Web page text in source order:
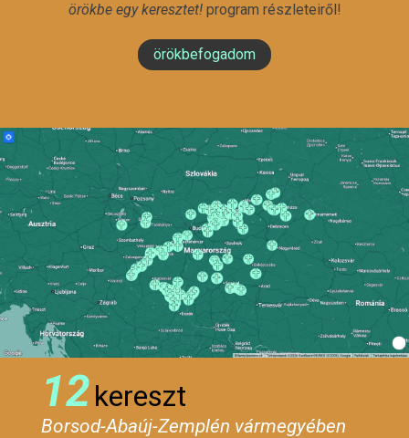
örökbe egy keresztet!program részleteiről!
örökbefogadom
12kereszt
Borsod-Abaúj-Zemplén vármegyében